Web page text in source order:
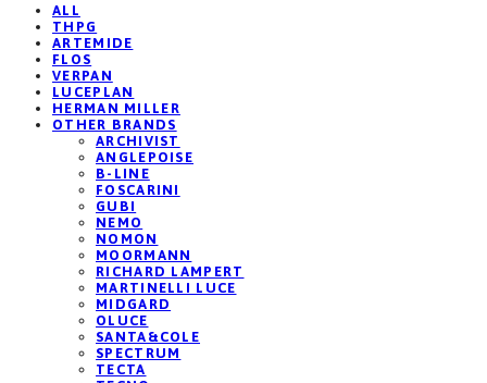
ALL
THPG
ARTEMIDE
FLOS
VERPAN
LUCEPLAN
HERMAN MILLER
OTHER BRANDS
ARCHIVIST
ANGLEPOISE
B-LINE
FOSCARINI
GUBI
NEMO
NOMON
MOORMANN
RICHARD LAMPERT
MARTINELLI LUCE
MIDGARD
OLUCE
SANTA&COLE
SPECTRUM
TECTA